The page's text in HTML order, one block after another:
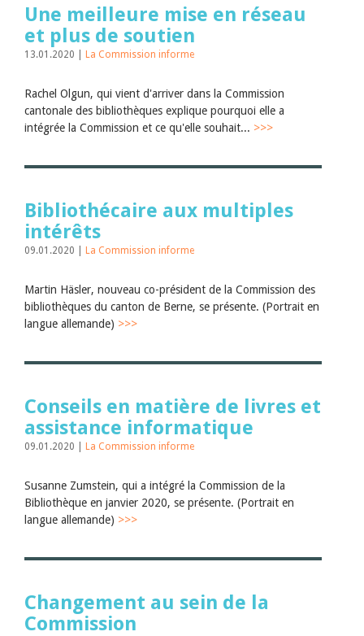
Décembre 2025
Novembre 2025
Septembre 2025
Juillet 2025
Mars 2025
Février 2025
Janvier 2025
2022
2020
2019
2018
2017
2014
2013
2012
Une meilleure mise en réseau
et plus de soutien
13.01.2020 | La Commission informe
Rachel Olgun, qui vient d'arriver dans la Commission
cantonale des bibliothèques explique pourquoi elle a
intégrée la Commission et ce qu'elle souhait... >>>
Bibliothécaire aux multiples
intérêts
09.01.2020 | La Commission informe
Martin Häsler, nouveau co-président de la Commission des
bibliothèques du canton de Berne, se présente. (Portrait en
langue allemande) >>>
Conseils en matière de livres et
assistance informatique
09.01.2020 | La Commission informe
Susanne Zumstein, qui a intégré la Commission de la
Bibliothèque en janvier 2020, se présente. (Portrait en
langue allemande) >>>
Changement au sein de la
Commission